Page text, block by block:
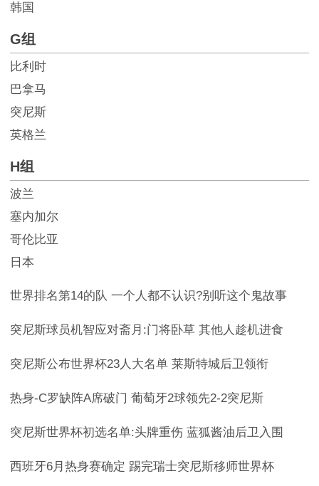
韩国
G组
比利时
巴拿马
突尼斯
英格兰
H组
波兰
塞内加尔
哥伦比亚
日本
世界排名第14的队 一个人都不认识?别听这个鬼故事
突尼斯球员机智应对斋月:门将卧草 其他人趁机进食
突尼斯公布世界杯23人大名单 莱斯特城后卫领衔
热身-C罗缺阵A席破门 葡萄牙2球领先2-2突尼斯
突尼斯世界杯初选名单:头牌重伤 蓝狐酱油后卫入围
西班牙6月热身赛确定 踢完瑞士突尼斯移师世界杯